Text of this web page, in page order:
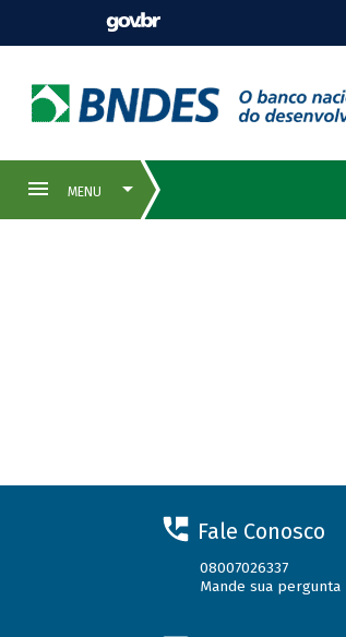
Fale Conosco
08007026337
Mande sua pergunta